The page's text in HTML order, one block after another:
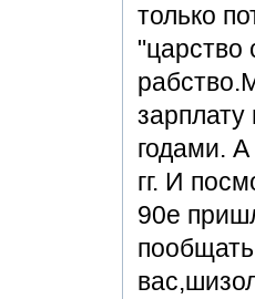
только
годами.
гг. И
90е